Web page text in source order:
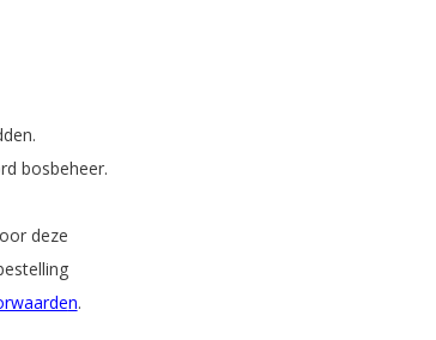
bosbeheer.
deze
n.